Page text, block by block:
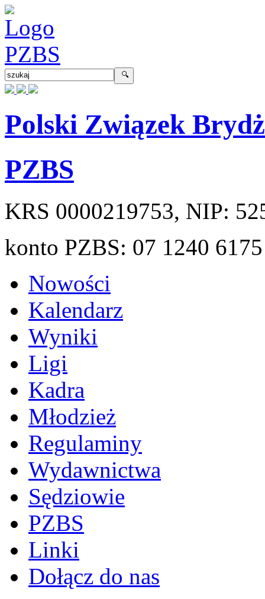
Polski Związek
PZBS
KRS 0000219753, NIP:
konto PZBS: 07 1240
Nowości
Kalendarz
Wyniki
Ligi
Kadra
Młodzież
Regulaminy
Wydawnictwa
Sędziowie
PZBS
Linki
Dołącz do nas